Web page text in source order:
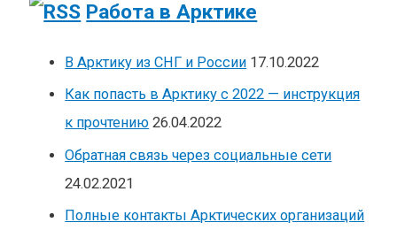
Работа в Арктике
В Арктику из СНГ и России 17.10.2022
Как попасть в Арктику с 2022 — инструкция
к прочтению 26.04.2022
Обратная связь через социальные сети
24.02.2021
Полные контакты Арктических организаций